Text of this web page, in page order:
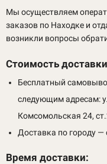
Мы осуществляем
заказов по Находке и
возникли вопросы
Стоимость
Бесплатный
следующим адресам:
Комсомольская 24,
Доставка по городу —
Время доставки: